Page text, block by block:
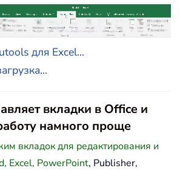
для Excel...
вкладки в Office и
намного проще
вкладок для редактирования и
Excel, PowerPoint, Publisher,